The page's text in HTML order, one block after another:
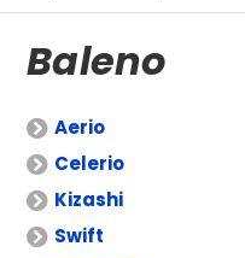
Baleno
Aerio
Celerio
Kizashi
Swift